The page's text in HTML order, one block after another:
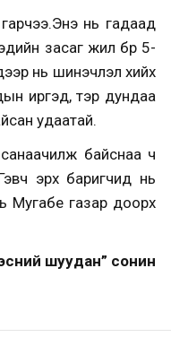
Энэ нь гадаад
засаг жил бүр 5-
нь шинэчлэл хийх
иргэд, тэр дундаа
удаатай.
байснаа ч
эрх баригчид нь
Мугабе газар доорх
шуудан” сонин